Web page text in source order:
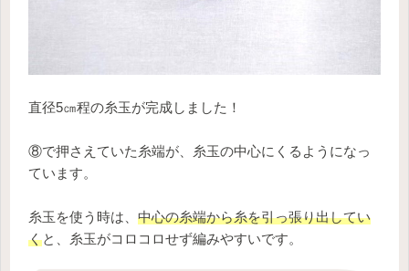
直径5㎝程の糸玉が完成しました！
⑧で押さえていた糸端が、糸玉の中心にくるようになっ
ています。
糸玉を使う時は、 中心の糸端から糸を引っ張り出してい
くと、糸玉がコロコロせず編みやすいです。